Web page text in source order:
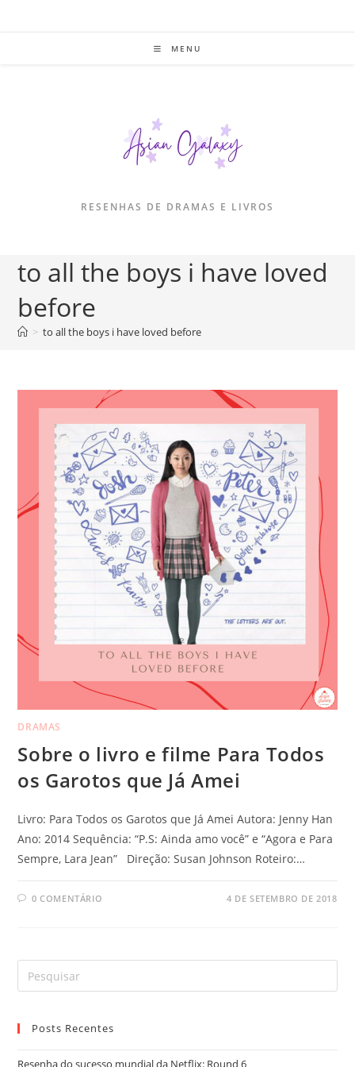
MENU
RESENHAS DE DRAMAS E LIVROS
to all the boys i have loved
before
> to all the boys i have loved before
DRAMAS
Sobre o livro e filme Para Todos
os Garotos que Já Amei
Livro: Para Todos os Garotos que Já Amei Autora: Jenny Han
Ano: 2014 Sequência: “P.S: Ainda amo você” e “Agora e Para
Sempre, Lara Jean” Direção: Susan Johnson Roteiro:…
0 COMENTÁRIO 4 DE SETEMBRO DE 2018
Posts Recentes
Resenha do sucesso mundial da Netflix: Round 6